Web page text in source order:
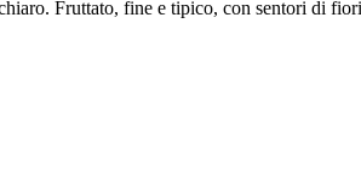
Fruttato, fine e tipico, con sentori di